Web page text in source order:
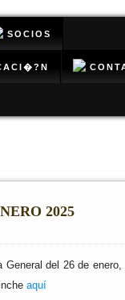
SOCIOS
2025
General del 26 de enero,
aquí